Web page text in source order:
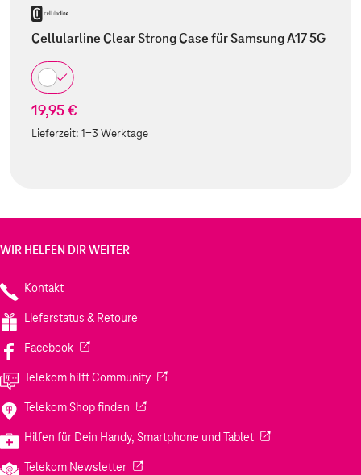
Cellularline Clear Strong Case für Samsung A17 5G
19,95 €
Lieferzeit:1-3 Werktage
WIR HELFEN DIR WEITER
Kontakt
Lieferstatus & Retoure
Facebook(Wird in einem neuen Tab geöffnet)
Telekom hilft Community(Wird in einem neuen Tab geöffnet)
Telekom Shop finden (Wird in einem neuen Tab geöffnet)
Hilfen für Dein Handy, Smartphone und Tablet(Wird in einem
Telekom Newsletter(Wird in einem neuen Tab geöffnet)